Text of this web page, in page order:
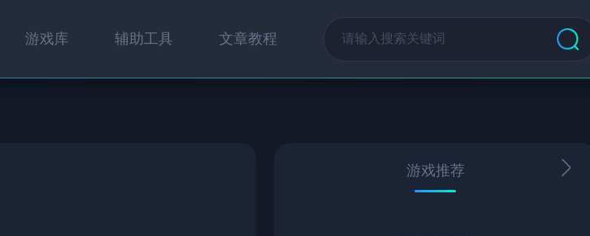
游戏库 辅助工具 文章教程
游戏推荐